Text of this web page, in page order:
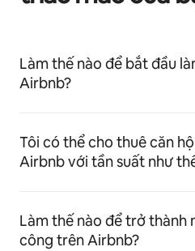
Làm thế nào để bắt đầu
Airbnb?
Tôi có thể cho thuê căn
Airbnb với tần suất như
Làm thế nào để trở thành
công trên Airbnb?